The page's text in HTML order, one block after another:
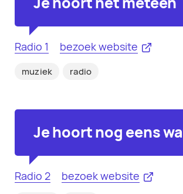
Radio 1 bezoek website
muziek radio
Je hoort nog eens
Radio 2 bezoek website